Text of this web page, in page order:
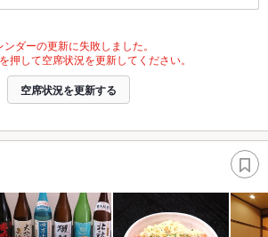
ンダーの更新に失敗しました。
押して空席状況を更新してください。
空席状況を更新する